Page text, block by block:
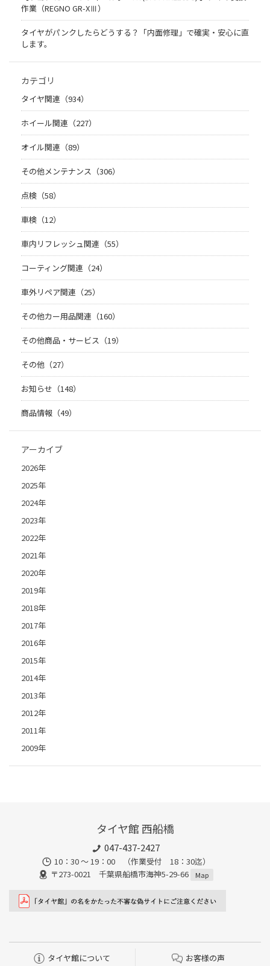
作業（REGNO GR-XⅢ）
タイヤがパンクしたらどうする？「内面修理」で確実・安心に直
します。
カテゴリ
タイヤ関連（934）
ホイール関連（227）
オイル関連（89）
その他メンテナンス（306）
点検（58）
車検（12）
車内リフレッシュ関連（55）
コーティング関連（24）
車外リペア関連（25）
その他カー用品関連（160）
その他商品・サービス（19）
その他（27）
お知らせ（148）
商品情報（49）
アーカイブ
2026年
2025年
2024年
2023年
2022年
2021年
2020年
2019年
2018年
2017年
2016年
2015年
2014年
2013年
2012年
2011年
2009年
タイヤ館 西船橋
047-437-2427
10：30 ～ 19：00 （作業受付 18：30迄）
〒273-0021 千葉県船橋市海神5-29-66
Map
タイヤ館について お客様の声